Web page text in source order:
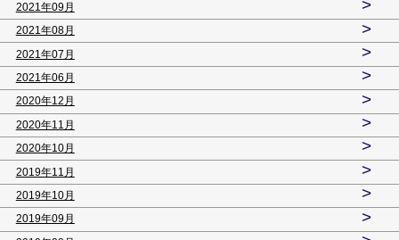
2021年09月 >
2021年08月 >
2021年07月 >
2021年06月 >
2020年12月 >
2020年11月 >
2020年10月 >
2019年11月 >
2019年10月 >
2019年09月 >